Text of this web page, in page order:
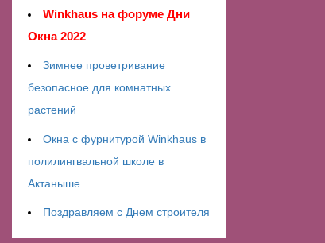
Winkhaus на форуме Дни
Окна 2022
Зимнее проветривание
безопасное для комнатных
растений
Окна с фурнитурой Winkhaus в
полилингвальной школе в
Актаныше
Поздравляем с Днем строителя